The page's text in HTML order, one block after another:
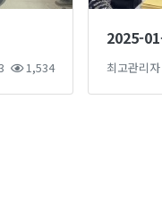
1,534 최고관리자